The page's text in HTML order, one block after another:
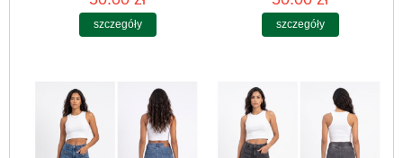
szczegóły szczegóły